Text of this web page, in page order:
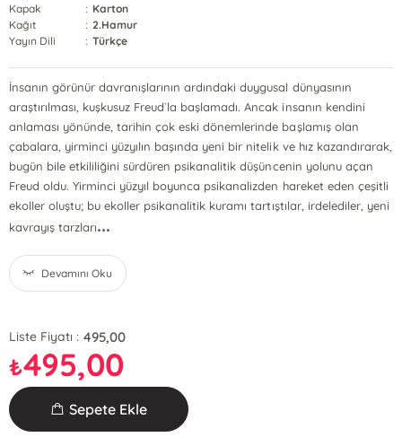
Kapak
: Karton
Kağıt
: 2.Hamur
Yayın Dili
: Türkçe
İnsanın görünür davranışlarının ardındaki duygusal dünyasının
araştırılması, kuşkusuz Freud`la başlamadı. Ancak insanın kendini
anlaması yönünde, tarihin çok eski dönemlerinde başlamış olan
çabalara, yirminci yüzyılın başında yeni bir nitelik ve hız kazandırarak,
bugün bile etkililiğini sürdüren psikanalitik düşüncenin yolunu açan
Freud oldu. Yirminci yüzyıl boyunca psikanalizden hareket eden çeşitli
ekoller oluştu; bu ekoller psikanalitik kuramı tartıştılar, irdelediler, yeni
kavrayış tarzları...
Devamını Oku
Liste Fiyatı : 495,00
₺495,00
Sepete Ekle